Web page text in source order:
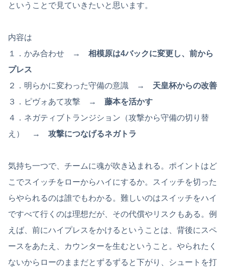
ということで見ていきたいと思います。
内容は
１．かみ合わせ → 相模原は4バックに変更し、前から
プレス
２．明らかに変わった守備の意識 → 天皇杯からの改善
３．ピヴォあて攻撃 → 藤本を活かす
４．ネガティブトランジション（攻撃から守備の切り替
え） → 攻撃につなげるネガトラ
気持ち一つで、チームに魂が吹き込まれる。ポイントはど
こでスイッチをローからハイにするか。スイッチを切った
らやられるのは誰でもわかる。難しいのはスイッチをハイ
ですべて行くのは理想だが、その代償やリスクもある。例
えば、前にハイプレスをかけるということは、背後にスペ
ースをあたえ、カウンターを生むということ。やられたく
ないからローのままだとずるずると下がり、シュートを打